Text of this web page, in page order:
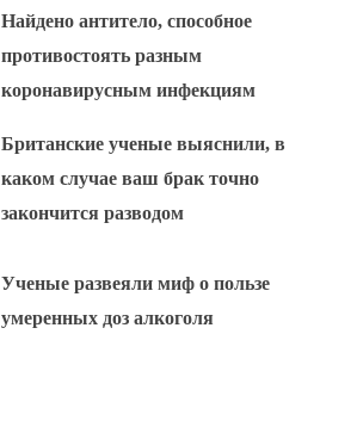
Найдено антитело, способное
противостоять разным
коронавирусным инфекциям
Британские ученые выяснили, в
каком случае ваш брак точно
закончится разводом
Ученые развеяли миф о пользе
умеренных доз алкоголя